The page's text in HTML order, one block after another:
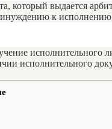
который выдается
к
исполнительного
исполнительного